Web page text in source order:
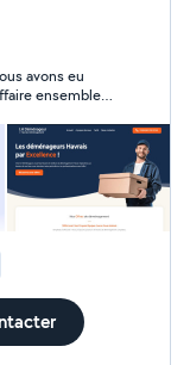
Je
ou un grenier ?
et sans
pour les
locaux
des
et enlèvement
avons eu
ensemble,
plus
...Florian est